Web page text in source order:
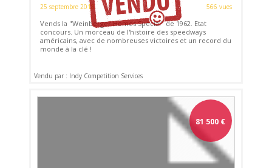
25 septembre 2018
566 vues
Vends la "Weinberger Homes Special" de 1962. Etat
concours. Un morceau de l'histoire des speedways
américains, avec de nombreuses victoires et un record du
monde à la clé !
Vendu par : Indy Competition Services
81 500 €